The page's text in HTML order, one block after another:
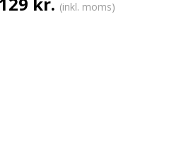
(inkl. moms)